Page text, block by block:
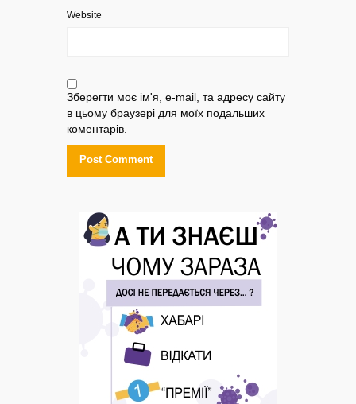
Website
Зберегти моє ім'я, e-mail, та адресу сайту
в цьому браузері для моїх подальших
коментарів.